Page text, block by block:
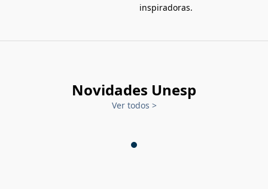
inspiradoras.
Novidades Unesp
Ver todos >